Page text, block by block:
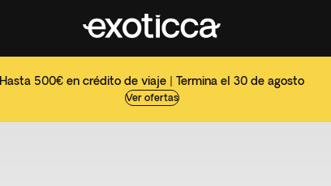
Hasta 500€ en crédito de viaje | Termina el 30 de agosto
Ver ofertas